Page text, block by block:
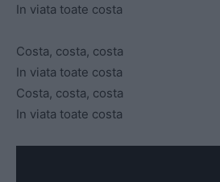
In viata toate costa
Costa, costa, costa
In viata toate costa
Costa, costa, costa
In viata toate costa